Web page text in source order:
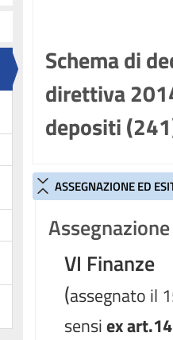
Schema di
direttiva
depositi
ASSEGNAZIONE ED
VI Finanze
(assegnato il
sensiex